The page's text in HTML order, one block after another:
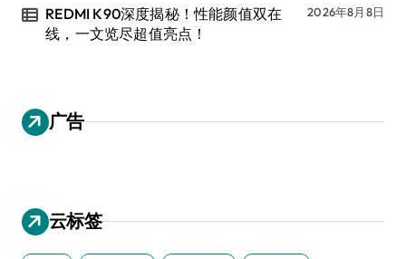
REDMI K90深度揭秘！性能颜值双在
线，一文览尽超值亮点！
2026年8月8日
广告
云标签